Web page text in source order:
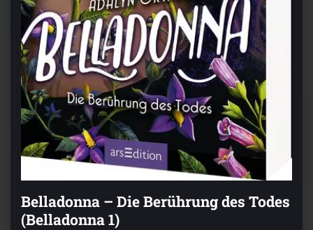
Belladonna – Die Berührung des Todes
(Belladonna 1)